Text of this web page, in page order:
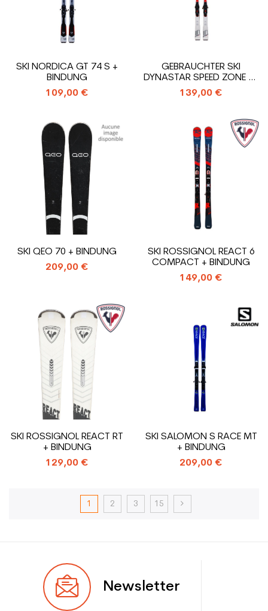
SKI NORDICA GT 74 S +
BINDUNG
109,00 €
GEBRAUCHTER SKI
DYNASTAR SPEED ZONE 10
TI + BINDUNGEN
139,00 €
SKI QEO 70 + BINDUNG
209,00 €
SKI ROSSIGNOL REACT 6
COMPACT + BINDUNG
149,00 €
SKI ROSSIGNOL REACT RT
+ BINDUNG
129,00 €
SKI SALOMON S RACE MT
+ BINDUNG
209,00 €
1 2 3 15
Newsletter